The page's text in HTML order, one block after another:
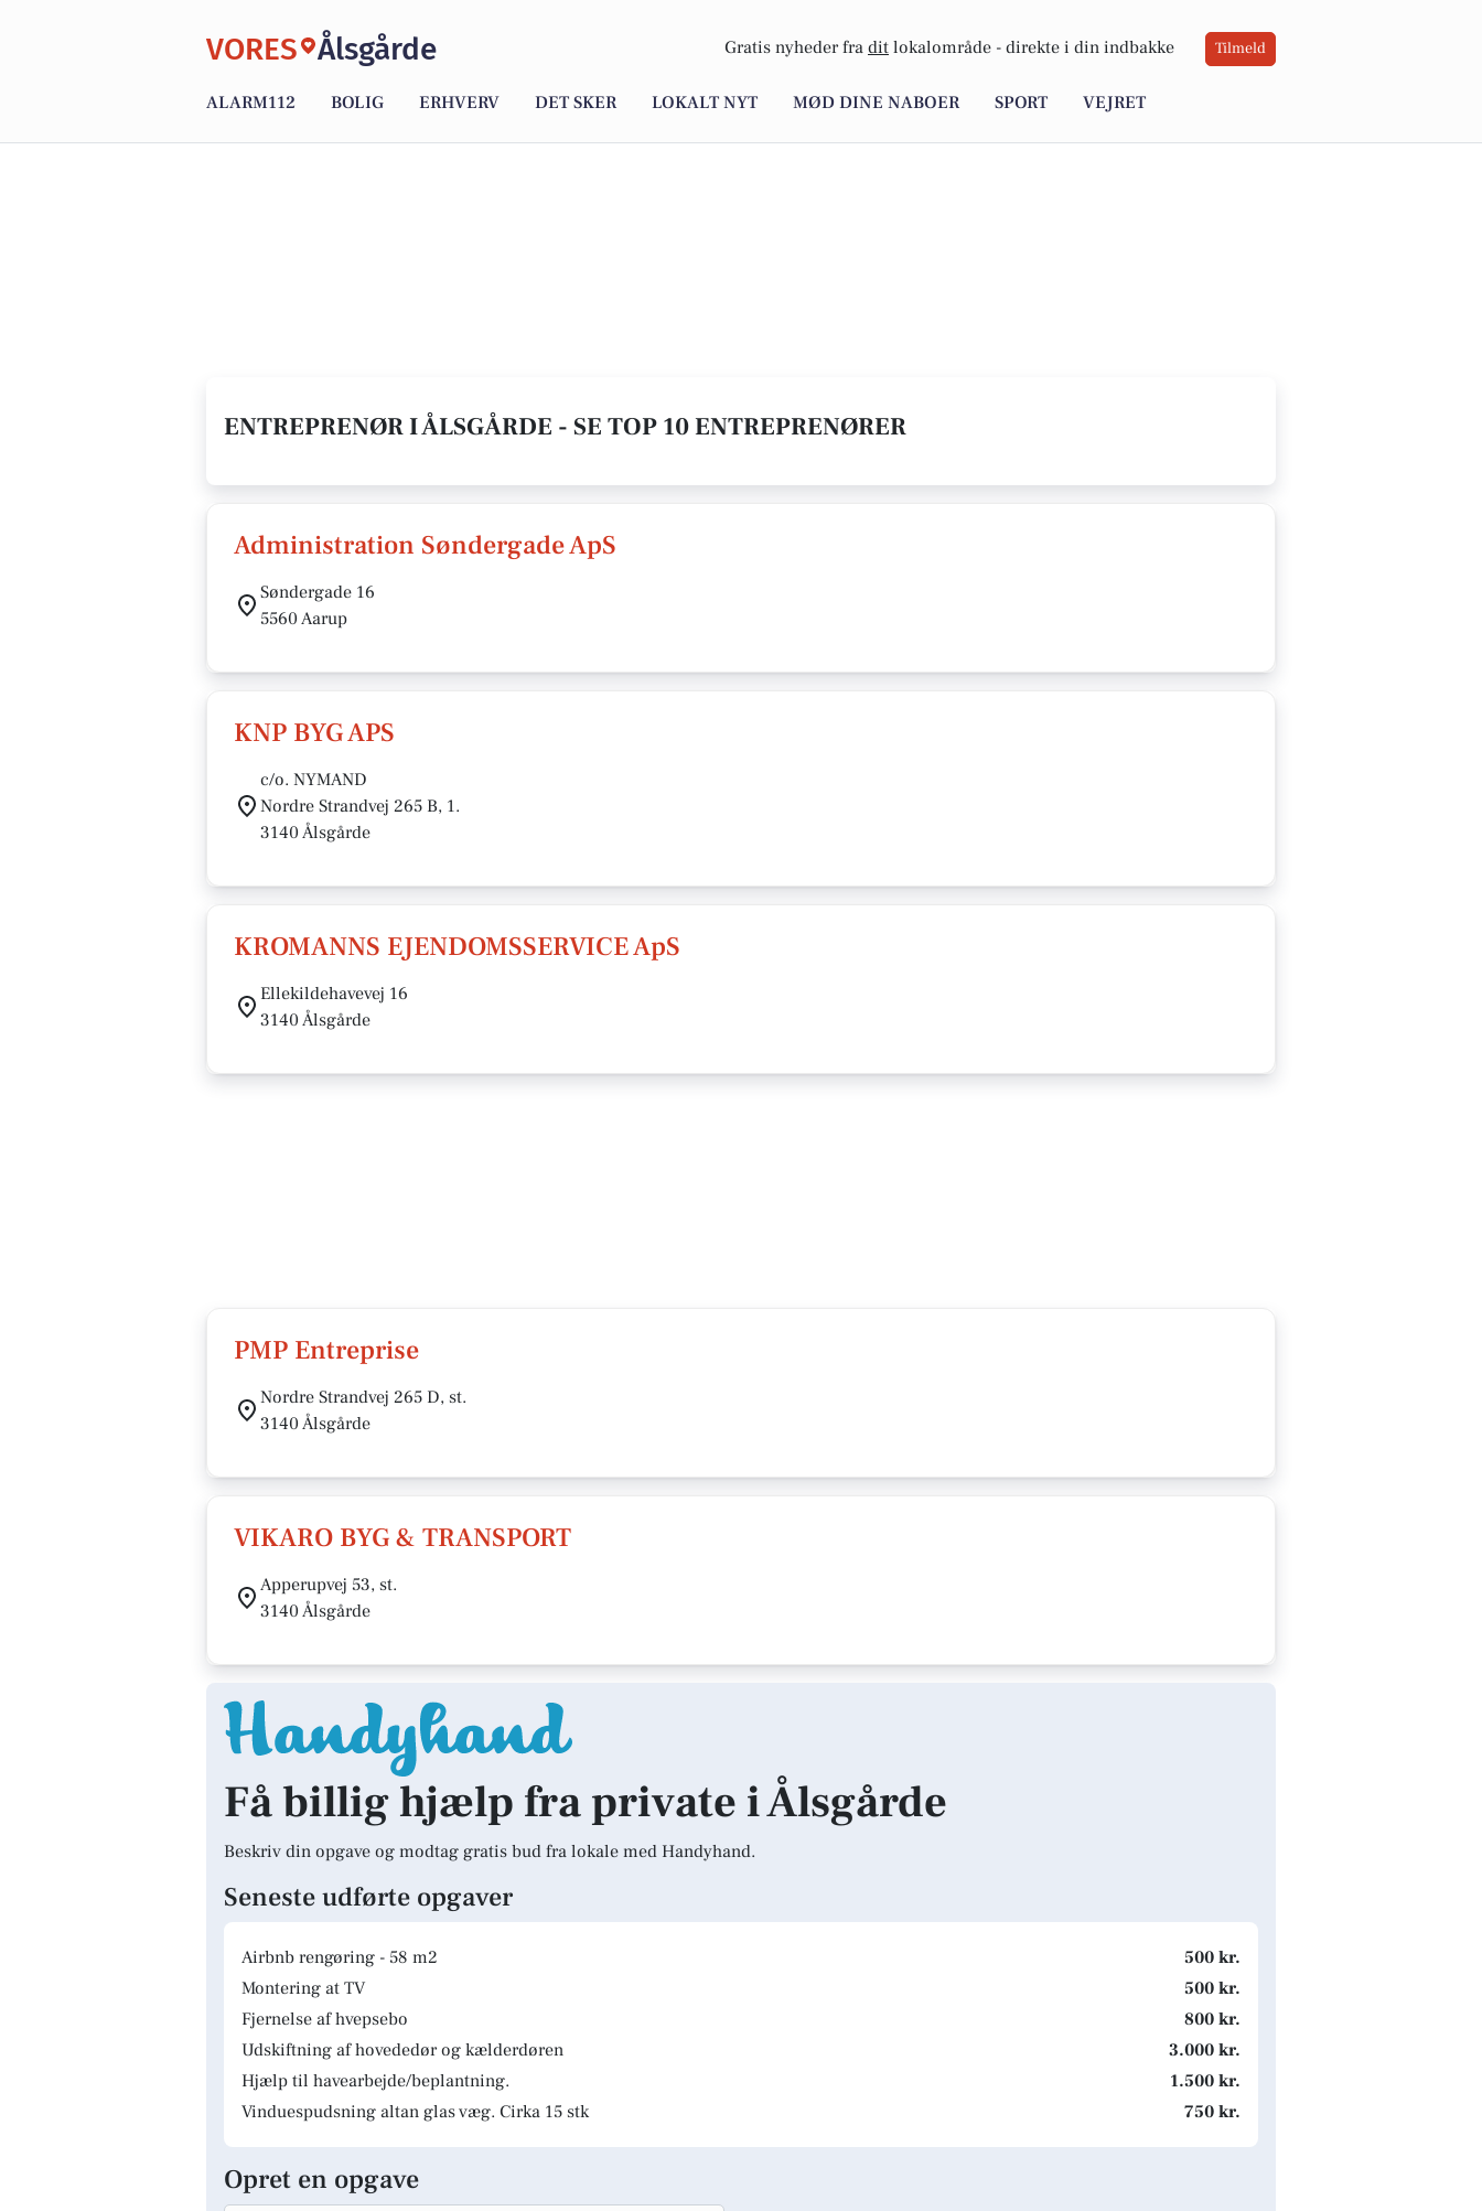
VORES Ålsgårde Gratis nyheder fra dit lokalområde - direkte i din indbakke Tilmeld
ALARM112 BOLIG ERHVERV DET SKER LOKALT NYT MØD DINE NABOER SPORT VEJRET
ENTREPRENØR I ÅLSGÅRDE - SE TOP 10 ENTREPRENØRER
Administration Søndergade ApS
Søndergade 16
5560 Aarup
KNP BYG APS
c/o. NYMAND
Nordre Strandvej 265 B, 1.
3140 Ålsgårde
KROMANNS EJENDOMSSERVICE ApS
Ellekildehavevej 16
3140 Ålsgårde
PMP Entreprise
Nordre Strandvej 265 D, st.
3140 Ålsgårde
VIKARO BYG & TRANSPORT
Apperupvej 53, st.
3140 Ålsgårde
Få billig hjælp fra private i Ålsgårde
Beskriv din opgave og modtag gratis bud fra lokale med Handyhand.
Seneste udførte opgaver
Airbnb rengøring - 58 m2
500 kr.
Montering at TV
500 kr.
Fjernelse af hvepsebo
800 kr.
Udskiftning af hovededør og kælderdøren
3.000 kr.
Hjælp til havearbejde/beplantning.
1.500 kr.
Vinduespudsning altan glas væg. Cirka 15 stk
750 kr.
Opret en opgave